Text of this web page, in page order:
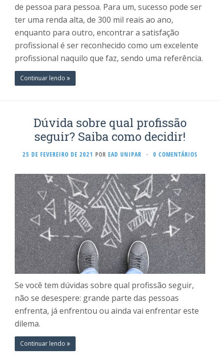
de pessoa para pessoa. Para um, sucesso pode ser
ter uma renda alta, de 300 mil reais ao ano,
enquanto para outro, encontrar a satisfação
profissional é ser reconhecido como um excelente
profissional naquilo que faz, sendo uma referência.
Continuar lendo
Dúvida sobre qual profissão
seguir? Saiba como decidir!
25 DE FEVEREIRO DE 2021 POR EAD UNIPAR · 0 COMENTÁRIOS
Se você tem dúvidas sobre qual profissão seguir,
não se desespere: grande parte das pessoas
enfrenta, já enfrentou ou ainda vai enfrentar este
dilema.
Continuar lendo